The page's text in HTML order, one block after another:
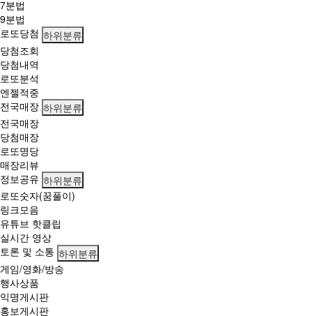
7분법
9분법
로또당첨 하위분류
당첨조회
당첨내역
로또분석
엔젤적중
전국매장 하위분류
전국매장
당첨매장
로또명당
매장리뷰
정보공유 하위분류
로또숫자(꿈풀이)
링크모음
유튜브 핫클립
실시간 영상
토론 및 소통 하위분류
게임/영화/방송
행사상품
익명게시판
홍보게시판